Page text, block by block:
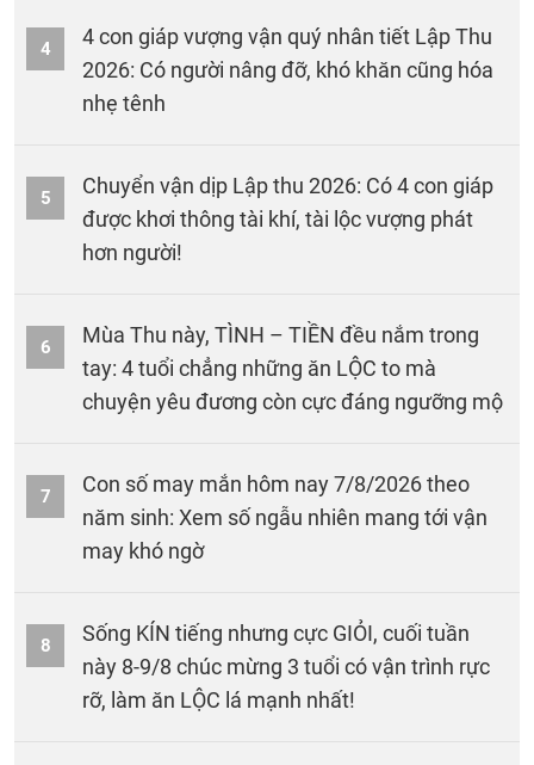
4
4 con giáp vượng vận quý nhân tiết Lập Thu
2026: Có người nâng đỡ, khó khăn cũng hóa
nhẹ tênh
5
Chuyển vận dịp Lập thu 2026: Có 4 con giáp
được khơi thông tài khí, tài lộc vượng phát
hơn người!
6
Mùa Thu này, TÌNH – TIỀN đều nắm trong
tay: 4 tuổi chẳng những ăn LỘC to mà
chuyện yêu đương còn cực đáng ngưỡng mộ
7
Con số may mắn hôm nay 7/8/2026 theo
năm sinh: Xem số ngẫu nhiên mang tới vận
may khó ngờ
8
Sống KÍN tiếng nhưng cực GIỎI, cuối tuần
này 8-9/8 chúc mừng 3 tuổi có vận trình rực
rỡ, làm ăn LỘC lá mạnh nhất!